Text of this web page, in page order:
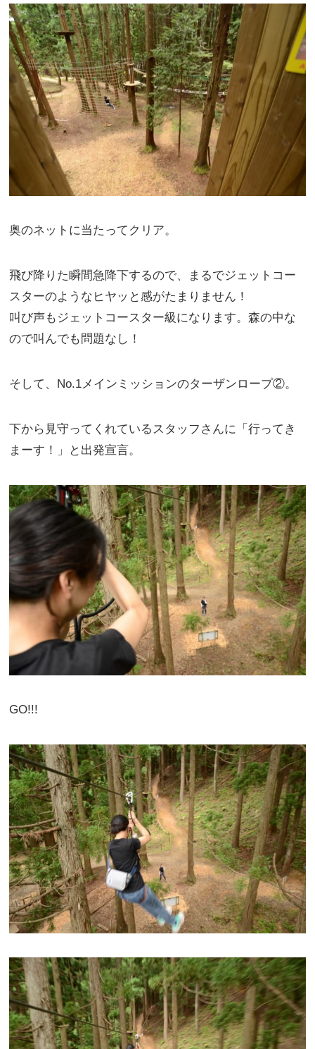
奥のネットに当たってクリア。
飛び降りた瞬間急降下するので、まるでジェットコー
スターのようなヒヤッと感がたまりません！
叫び声もジェットコースター級になります。森の中な
ので叫んでも問題なし！
そして、No.1メインミッションのターザンロープ②。
下から見守ってくれているスタッフさんに「行ってき
まーす！」と出発宣言。
GO!!!